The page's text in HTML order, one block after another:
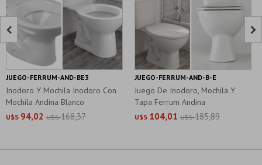
Inodoro Y Mochila Inodoro Con
Mochila Andina Blanco
U$S 94,02 U$S 168,37
JUEGO-FERRUM-AND-BE3
Juego De Inodoro, Mochila Y
Tapa Ferrum Andina
U$S 104,01 U$S 185,89
JUEGO-FERRUM-AND-B-E
 